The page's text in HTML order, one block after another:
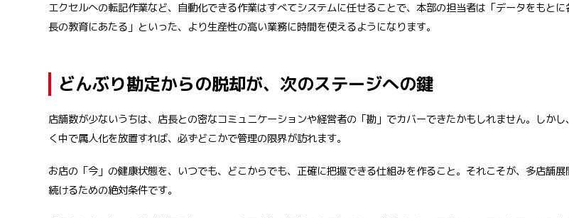
エクセルへの転記作業など、自動化できる作業はすべてシステムに任せることで、本部の担当者は「データをもと
長の教育にあたる」といった、より生産性の高い業務に時間を使えるようになります。
どんぶり勘定からの脱却が、次のステージへの鍵
店舗数が少ないうちは、店長との密なコミュニケーションや経営者の「勘」でカバーできたかもしれません。しか
く中で属人化を放置すれば、必ずどこかで管理の限界が訪れます。
お店の「今」の健康状態を、いつでも、どこからでも、正確に把握できる仕組みを作ること。それこそが、多店舗
続けるための絶対条件です。